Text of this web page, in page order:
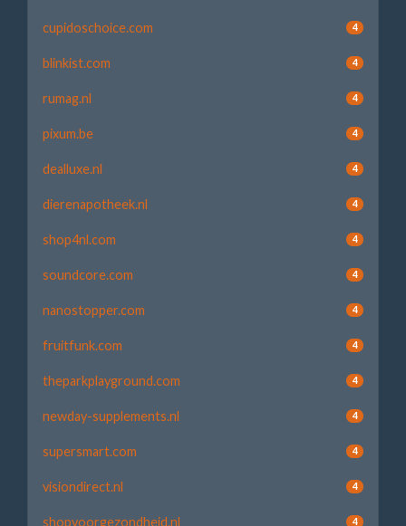
cupidoschoice.com 4
blinkist.com 4
rumag.nl 4
pixum.be 4
dealluxe.nl 4
dierenapotheek.nl 4
shop4nl.com 4
soundcore.com 4
nanostopper.com 4
fruitfunk.com 4
theparkplayground.com 4
newday-supplements.nl 4
supersmart.com 4
visiondirect.nl 4
shopvoorgezondheid.nl 4